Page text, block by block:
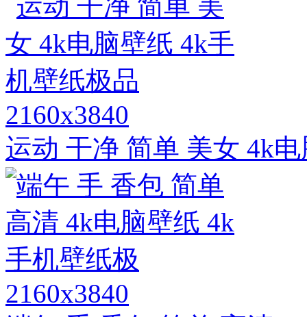
2160x3840
运动 干净 简单 美女 4k
2160x3840